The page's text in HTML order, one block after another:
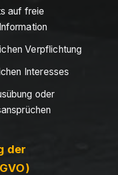
auf freie
Verpflichtung
Interesses
oder
der